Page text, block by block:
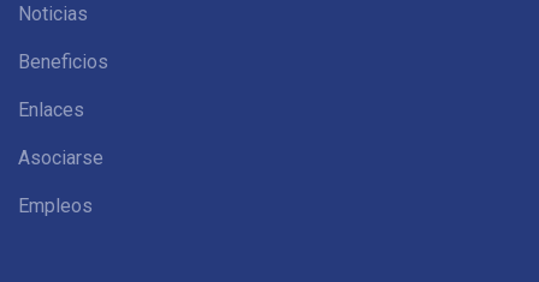
Noticias
Beneficios
Enlaces
Asociarse
Empleos